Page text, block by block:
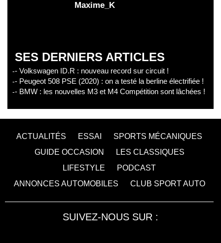
Maxime_K
SES DERNIERS ARTICLES
- Volkswagen ID.R : nouveau record sur circuit !
- Peugeot 508 PSE (2020) : on a testé la berline électrifiée !
- BMW : les nouvelles M3 et M4 Compétition sont lâchées !
ACTUALITÉS ESSAI
SPORTS MÉCANIQUES
GUIDE OCCASION
LES CLASSIQUES
LIFESTYLE
PODCAST
ANNONCES AUTOMOBILES
CLUB SPORT AUTO
SUIVEZ-NOUS SUR :